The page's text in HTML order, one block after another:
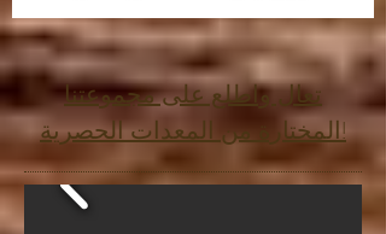
تعال واطلع على مجموعتنا
المختارة من المعدات الحصرية!